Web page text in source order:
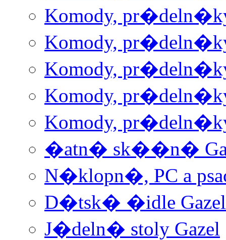
Komody,
Komody,
Komody,
Komody,
Komody,
�atn� sk��n�
N�klopn�, PC a
D�tsk� �idle Gazel
J�deln� stoly Gazel